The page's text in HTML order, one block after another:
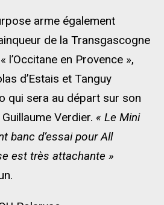
arme également
de la Transgascogne
l’Occitane en Provence »,
d’Estais et Tanguy
qui sera au départ sur son
Verdier. « Le Mini
banc d’essaipour All
est très attachante »